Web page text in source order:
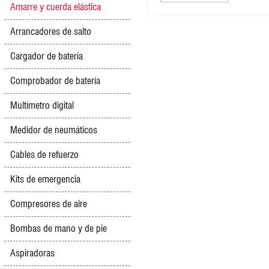
Amarre y cuerda elástica
Arrancadores de salto
Cargador de batería
Comprobador de batería
Multímetro digital
Medidor de neumáticos
Cables de refuerzo
Kits de emergencia
Compresores de aire
Bombas de mano y de pie
Aspiradoras
bicicletas (CA-RT09)